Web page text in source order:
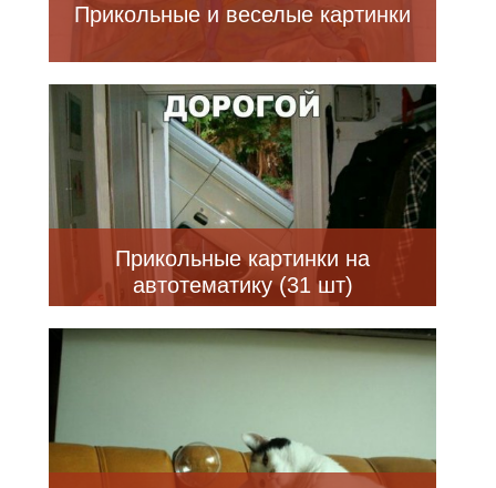
Прикольные и веселые картинки
Прикольные картинки на
автотематику (31 шт)